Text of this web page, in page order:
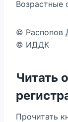
Возрастные
© Распопов
© ИДДК
Читать
Прочитать